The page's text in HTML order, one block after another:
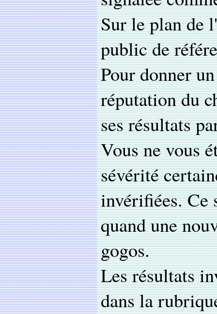
Sur le plan de
public de
Pour donner
réputation du
ses résultats
Vous ne vous
sévérité
invérifiées. Ce
quand une
gogos.
Les résultats
dans la